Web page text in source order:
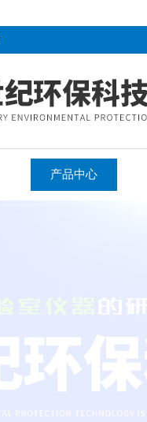
产品中心